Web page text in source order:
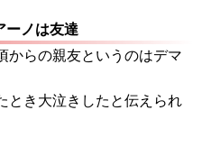
ーノは友達
からの親友というのはデマ
とき大泣きしたと伝えられ